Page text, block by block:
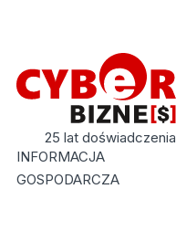
25 lat doświadczenia
INFORMACJA
GOSPODARCZA